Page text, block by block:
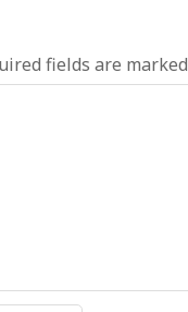
fields are marked